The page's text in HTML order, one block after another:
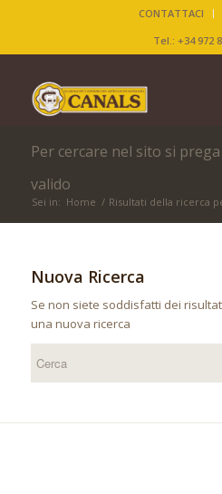
CONTATTACI
Tel.: +34 972
Per cercare nel sito si
valido
Sei in: Home / Risultati della ricerca
Nuova Ricerca
Se non siete soddisfatti dei
una nuova ricerca